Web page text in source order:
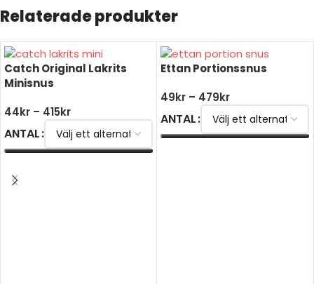
Relaterade produkter
Catch Original Lakrits
Minisnus
44kr – 415kr
ANTAL
Ettan Portionssnus
49kr – 479kr
ANTAL